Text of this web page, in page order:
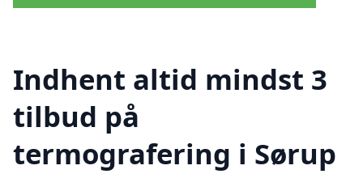
Indhent altid mindst 3
tilbud på
termografering i Sørup